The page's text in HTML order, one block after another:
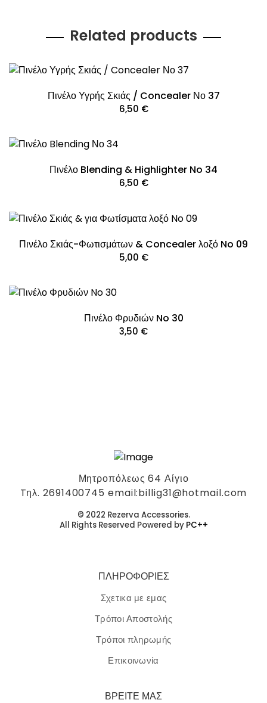
Related products
Πινέλο Υγρής Σκιάς / Concealer Νο 37
6,50 €
Πινέλο Blending & Highlighter No 34
6,50 €
Πινέλο Σκιάς-Φωτισμάτων & Concealer λοξό No 09
5,00 €
Πινέλο Φρυδιών No 30
3,50 €
Μητροπόλεως 64 Αίγιο
Tηλ. 2691400745 email:billig31@hotmail.com
© 2022 Rezerva Accessories.
All Rights Reserved Powered by PC++
ΠΛΗΡΟΦΟΡΙΕΣ
Σχετικα με εμας
Τρόποι Αποστολής
Τρόποι πληρωμής
Επικοινωνία
ΒΡΕΙΤΕ ΜΑΣ